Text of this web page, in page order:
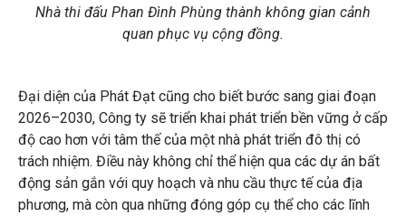
Nhà thi đấu Phan Đình Phùng thành không gian cảnh
quan phục vụ cộng đồng.
Đại diện của Phát Đạt cũng cho biết bước sang giai đoạn
2026–2030, Công ty sẽ triển khai phát triển bền vững ở cấp
độ cao hơn với tâm thế của một nhà phát triển đô thị có
trách nhiệm. Điều này không chỉ thể hiện qua các dự án bất
động sản gắn với quy hoạch và nhu cầu thực tế của địa
phương, mà còn qua những đóng góp cụ thể cho các lĩnh